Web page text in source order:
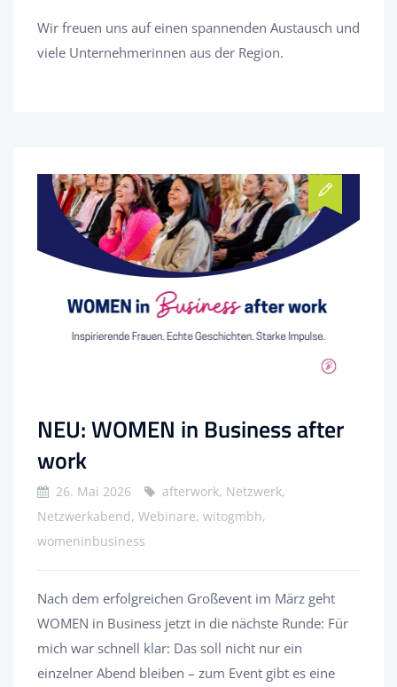
Wir freuen uns auf einen spannenden Austausch und
viele Unternehmerinnen aus der Region.
NEU: WOMEN in Business after
work
26. Mai 2026
afterwork, Netzwerk,
Netzwerkabend, Webinare, witogmbh,
womeninbusiness
Nach dem erfolgreichen Großevent im März geht
WOMEN in Business jetzt in die nächste Runde: Für
mich war schnell klar: Das soll nicht nur ein
einzelner Abend bleiben – zum Event gibt es eine